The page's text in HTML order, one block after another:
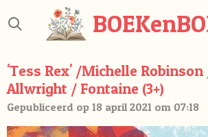
direct
de
hoofdinhoud
'Tess Rex' /Michelle
Allwright / Fontaine (3+)
Gepubliceerd op 18 april 2021 om 07:18